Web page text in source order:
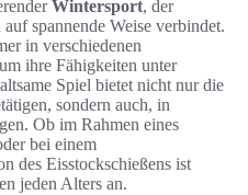
Wintersport, der
auf spannende Weise verbindet.
in verschiedenen
ihre Fähigkeiten unter
Spiel bietet nicht nur die
sondern auch, in
Ob im Rahmen eines
bei einem
des Eisstockschießens ist
jeden Alters an.